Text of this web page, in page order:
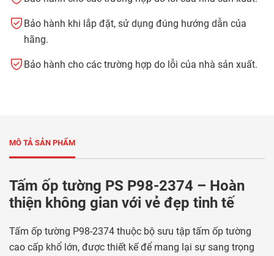
Bảo hành khi lắp đặt, sử dụng đúng hướng dẫn của
hãng.
Bảo hành cho các trường hợp do lỗi của nhà sản xuất.
MÔ TẢ SẢN PHẨM
Tấm ốp tường PS P98-2374 – Hoàn
thiện không gian với vẻ đẹp tinh tế
Tấm ốp tường P98-2374 thuộc bộ sưu tập tấm ốp tường
cao cấp khổ lớn, được thiết kế để mang lại sự sang trọng